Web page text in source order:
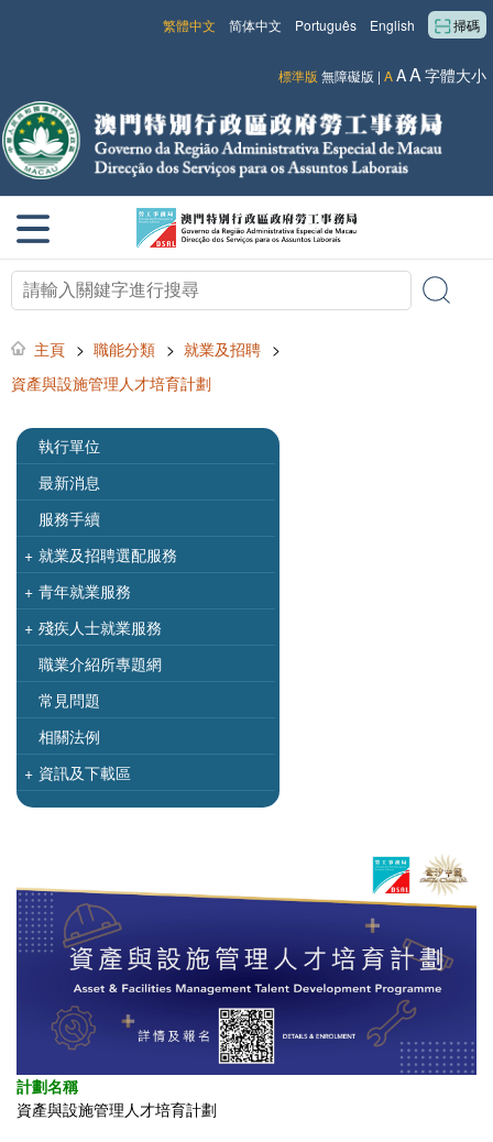
掃碼
English
Português
简体中文
繁體中文
標準版 無障礙版 | AAA字體大小
主頁 > 職能分類 > 就業及招聘 >
資產與設施管理人才培育計劃
執行單位
最新消息
服務手續
+ 就業及招聘選配服務
+ 青年就業服務
+ 殘疾人士就業服務
職業介紹所專題網
常見問題
相關法例
+ 資訊及下載區
計劃名稱
資產與設施管理人才培育計劃